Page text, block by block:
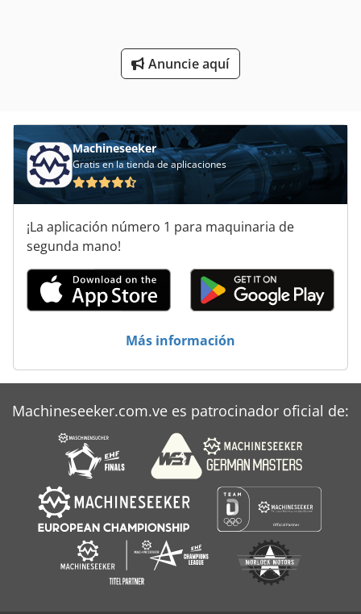
Otros Accesorios
Piezas De Recambio
Tienda Accesorios
Anuncie aquí
Machineseeker
Gratis en la tienda de aplicaciones
¡La aplicación número 1 para maquinaria de
segunda mano!
Más información
Machineseeker.com.ve es patrocinador oficial de: